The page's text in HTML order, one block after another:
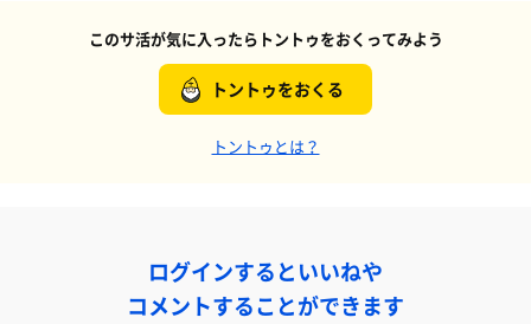
このサ活が気に入ったらトントゥをおくってみよう
トントゥをおくる
トントゥとは？
ログインするといいねや
コメントすることができます